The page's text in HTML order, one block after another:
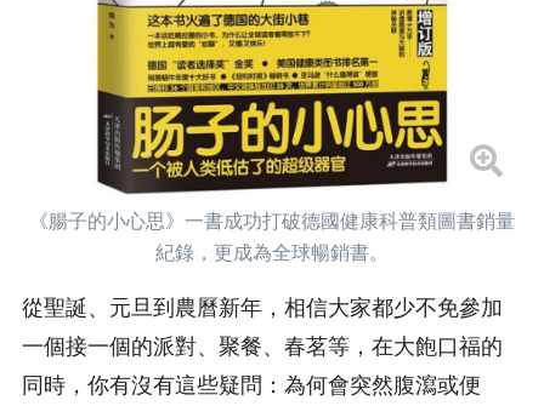
《腸子的小心思》一書成功打破德國健康科普類圖書銷量
紀錄，更成為全球暢銷書。
從聖誕、元旦到農曆新年，相信大家都少不免參加
一個接一個的派對、聚餐、春茗等，在大飽口福的
同時，你有沒有這些疑問：為何會突然腹瀉或便